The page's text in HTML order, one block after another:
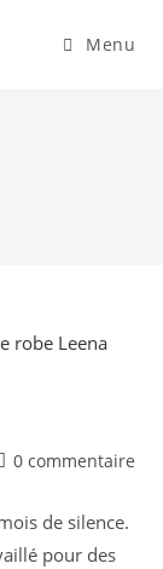
Menu
:
0 commentaire
de silence.
pour des